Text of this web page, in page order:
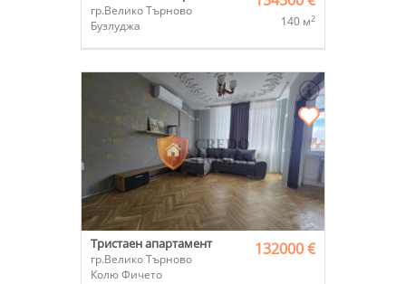
гр.Велико Търново
Бузлуджа
140 м2
Тристаен апартамент
гр.Велико Търново
Колю Фичето
132000 €